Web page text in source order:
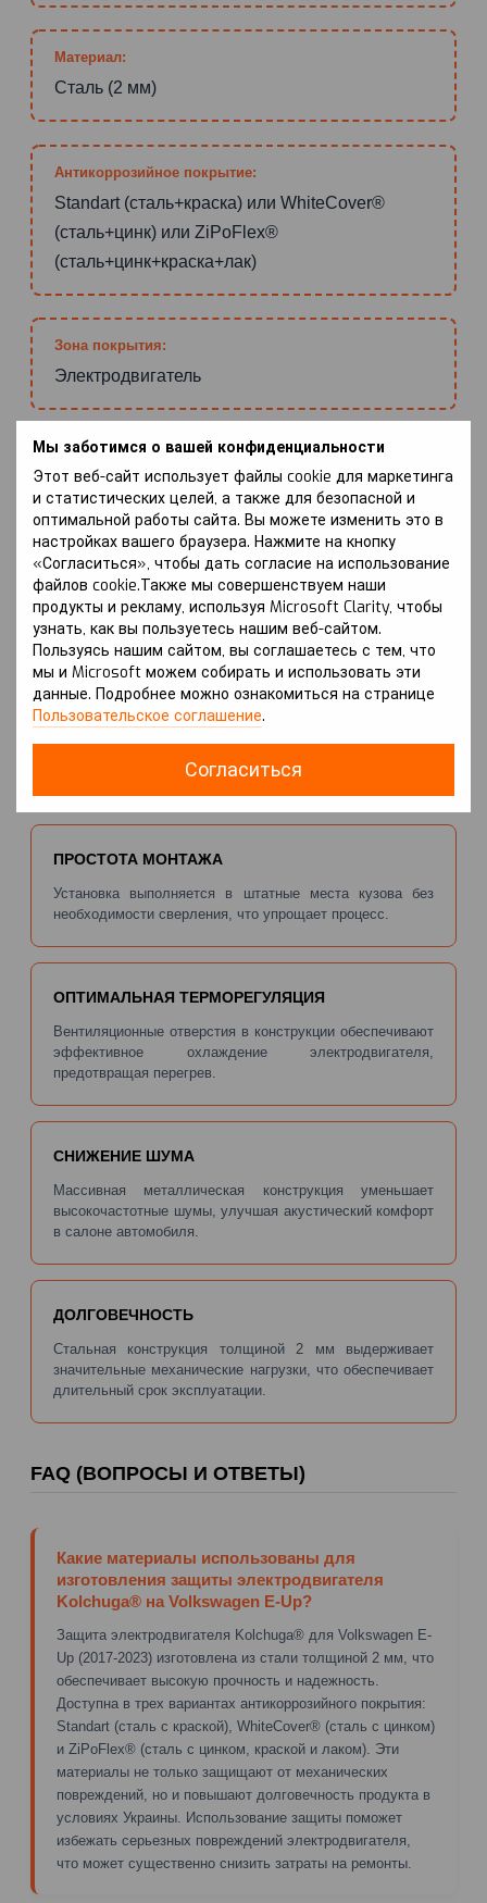
Мы заботимся о вашей конфиденциальности
Этот веб-сайт использует файлы cookie для маркетинга
и статистических целей, а также для безопасной и
оптимальной работы сайта. Вы можете изменить это в
настройках вашего браузера. Нажмите на кнопку
«Согласиться», чтобы дать согласие на использование
файлов cookie.Также мы совершенствуем наши
продукты и рекламу, используя Microsoft Clarity, чтобы
узнать, как вы пользуетесь нашим веб-сайтом.
Пользуясь нашим сайтом, вы соглашаетесь с тем, что
мы и Microsoft можем собирать и использовать эти
данные. Подробнее можно ознакомиться на странице
Пользовательское соглашение.
Согласиться
Материал:
Сталь (2 мм)
Антикоррозийное покрытие:
Standart (сталь+краска) или WhiteCover®
(сталь+цинк) или ZiPoFlex®
(сталь+цинк+краска+лак)
Зона покрытия:
Электродвигатель
ПРЕИМУЩЕСТВА
НАДЕЖНАЯ ЗАЩИТА ЭЛЕКТРОДВИГАТЕЛЯ
Защита Kolchuga® обеспечивает механическую охрану
электродвигателя, предотвращая повреждения при
ударах об препятствия на дороге.
АНТИКОРРОЗИЙНЫЕ ПОКРЫТИЯ
ПРОСТОТА МОНТАЖА
Установка выполняется в штатные места кузова без
необходимости сверления, что упрощает процесс.
ОПТИМАЛЬНАЯ ТЕРМОРЕГУЛЯЦИЯ
Вентиляционные отверстия в конструкции обеспечивают
эффективное охлаждение электродвигателя,
предотвращая перегрев.
СНИЖЕНИЕ ШУМА
Массивная металлическая конструкция уменьшает
высокочастотные шумы, улучшая акустический комфорт
в салоне автомобиля.
ДОЛГОВЕЧНОСТЬ
Стальная конструкция толщиной 2 мм выдерживает
значительные механические нагрузки, что обеспечивает
длительный срок эксплуатации.
FAQ (ВОПРОСЫ И ОТВЕТЫ)
Какие материалы использованы для
изготовления защиты электродвигателя
Kolchuga® на Volkswagen E-Up?
Защита электродвигателя Kolchuga® для Volkswagen E-
Up (2017-2023) изготовлена из стали толщиной 2 мм, что
обеспечивает высокую прочность и надежность.
Доступна в трех вариантах антикоррозийного покрытия:
Standart (сталь с краской), WhiteCover® (сталь с цинком)
и ZiPoFlex® (сталь с цинком, краской и лаком). Эти
материалы не только защищают от механических
повреждений, но и повышают долговечность продукта в
условиях Украины. Использование защиты поможет
избежать серьезных повреждений электродвигателя,
что может существенно снизить затраты на ремонты.